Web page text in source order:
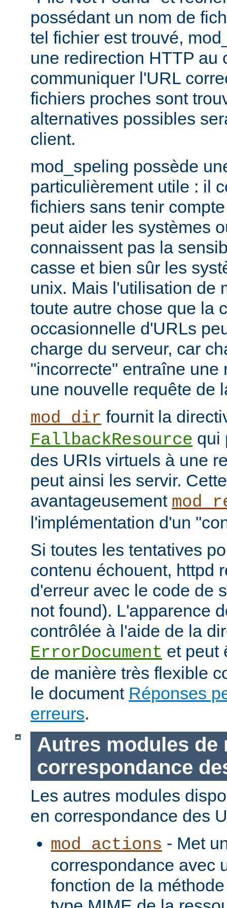
possédant un nom de
tel fichier est trouvé,
une redirection HTTP au
communiquer l'URL
fichiers proches sont
alternatives possibles
client.
mod_speling possède
particulièrement utile : il
fichiers sans tenir
peut aider les systèmes
connaissent pas la
casse et bien sûr les
unix. Mais l'utilisation de
toute autre chose que la
occasionnelle d'URLs
charge du serveur, car
"incorrecte" entraîne une
une nouvelle requête de
mod_dir fournit la
FallbackResource qui
des URIs virtuels à une
peut ainsi les servir.
avantageusement
l'implémentation d'un
Si toutes les tentatives
contenu échouent, httpd
d'erreur avec le code de
not found). L'apparence
contrôlée à l'aide de la
ErrorDocument et peut
de manière très flexible
le document Réponses
erreurs.
Autres modules de
correspondance
Les autres modules
en correspondance des
mod_actions - Met
correspondance avec
fonction de la